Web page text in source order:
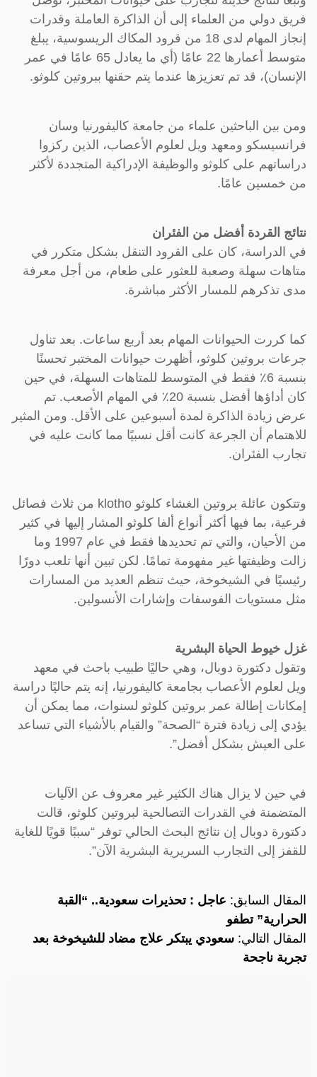
فريق دولي من العلماء إلى أن الذاكرة العاملة وقدرات
إنجاز المهام لدى 18 من قرود المكاك الريسوسية، يبلغ
متوسط أعمارها 22 عامًا (أي ما يعادل 65 عامًا في عمر
الإنسان)، قد تم تعزيزها عندما يتم حقنها ببروتين كلوثو.
ومن بين الباحثين علماء من جامعة كاليفورنيا وسان
فرانسيسكو ومعهد ويل لعلوم الأعصاب، الذين ركزوا
دراساتهم على كلوثو والوظيفة الإدراكية المتجددة لأكثر
من خمسين عامًا.
نتائج القردة أفضل من الفئران
في الدراسة، كان على القرود التنقل بشكل متكرر في
متاهات سهلة وصعبة للعثور على طعام، من أجل معرفة
مدى تذكرهم للمسار الأكثر مباشرة.
كما كررت الحيوانات المهام بعد أربع ساعات. بعد تناول
جرعات بروتين كلوثو، أظهرت حيوانات المختبر تحسنًا
بنسبة 6٪ فقط في المتوسط للمتاهات السهلة، في حين
كان أداؤها أفضل بنسبة 20٪ في المهام الأصعب. تم
عرض زيادة الذاكرة لمدة أسبوعين على الأقل. ومن المثير
للاهتمام أن الجرعة كانت أقل نسبيًا مما كانت عليه في
تجارب الفئران.
وتتكون عائلة بروتين الغشاء كلوثو klotho من ثلاث فصائل
فرعية، بما فيها أكثر أنواع ألفا كلوثو المشار إليها في كثير
من الأحيان، والتي تم تحديدها فقط في عام 1997 وما
زالت وظيفتها غير مفهومة تمامًا. لكن تبين أنها تلعب دورًا
رئيسيًا في الشيخوخة، حيث تنظم العديد من المسارات
مثل مستويات الفوسفات وإشارات الأنسولين.
غزل خيوط الحياة البشرية
وتقول دكتورة دوبال، وهي حاليًا طبيب باحث في معهد
ويل لعلوم الأعصاب بجامعة كاليفورنيا، إنه يتم حاليًا دراسة
إمكانات إطالة عمر بروتين كلوثو لسنوات، مما يمكن أن
يؤدي إلى زيادة فترة “الصحة” والقيام بالأشياء التي تساعد
على العيش بشكل أفضل”.
في حين لا يزال هناك الكثير غير معروف عن الآليات
المتضمنة في القدرات التصالحية لبروتين كلوثو، قالت
دكتورة دوبال إن نتائج البحث الحالي توفر “سببًا قويًا للغاية
للقفز إلى التجارب السريرية البشرية الآن”.
المقال السابق: عاجل : تحذيرات سعودية.. “القبة
الحرارية” تطفو
المقال التالي: سعودي يبتكر علاج مضاد للشيخوخة بعد
تجربة ناجحة